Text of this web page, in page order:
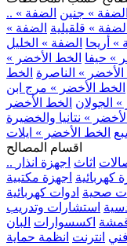
الضفة » جنين الضفة »
الضفة » قلقيلية الضفة »
» أريحا الضفة » الخليل
» حيفا الخط الأخضر »
الأخضر » الناصرة الخط
الخط الأخضر » مرج ابن
الجولان الخط الأخضر
» نتانيا والخضيرة
الخط الأخضر » ايلات
اقسام المصالح
اثاث اجهزة انذار
كهربائية اجهزة مكتبية
صحية ادوات كهربائية
استشارات وتدريب
اكسسوارات البان
فني انترنت انظمة حماية